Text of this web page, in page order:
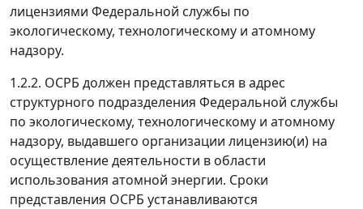
лицензиями Федеральной службы по
экологическому, технологическому и атомному
надзору.
1.2.2. ОСРБ должен представляться в адрес
структурного подразделения Федеральной службы
по экологическому, технологическому и атомному
надзору, выдавшего организации лицензию(и) на
осуществление деятельности в области
использования атомной энергии. Сроки
представления ОСРБ устанавливаются